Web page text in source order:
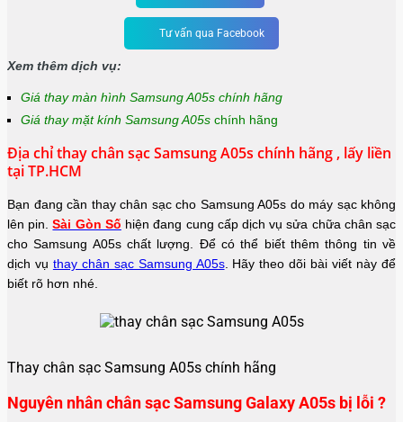
Tư vấn qua Facebook
Xem thêm dịch vụ:
Giá thay màn hình Samsung A05s chính hãng
Giá thay mặt kính Samsung A05s chính hãng
Địa chỉ thay chân sạc Samsung A05s chính hãng , lấy liền
tại TP.HCM
Bạn đang cần thay chân sạc cho Samsung A05s do máy sạc không
lên pin.Sài Gòn Số hiện đang cung cấp dịch vụ sửa chữa chân sạc
cho Samsung A05s chất lượng. Để có thể biết thêm thông tin về
dịch vụ thay chân sạc Samsung A05s. Hãy theo dõi bài viết này để
biết rõ hơn nhé.
Thay chân sạc Samsung A05s chính hãng
Nguyên nhân chân sạc Samsung Galaxy A05s bị lỗi ?